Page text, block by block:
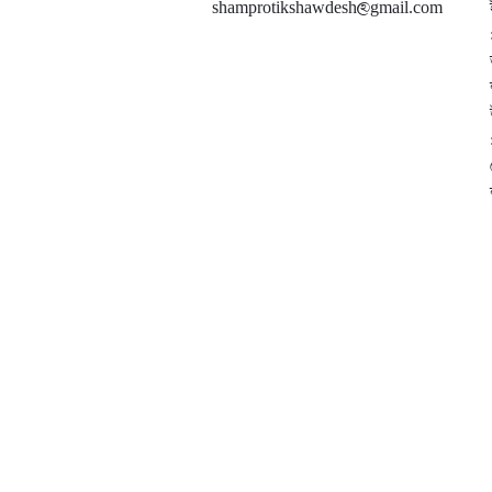
shamprotikshawdesh@gmail.com